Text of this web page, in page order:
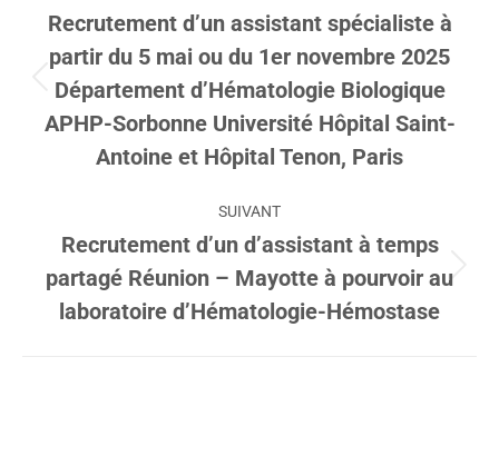
article
Article
précédent
:
Recrutement d’un assistant spécialiste à
partir du 5 mai ou du 1er novembre 2025
Département d’Hématologie Biologique
APHP-Sorbonne Université Hôpital Saint-
Antoine et Hôpital Tenon, Paris
SUIVANT
Article
suivant
:
Recrutement d’un d’assistant à temps
partagé Réunion – Mayotte à pourvoir au
laboratoire d’Hématologie-Hémostase